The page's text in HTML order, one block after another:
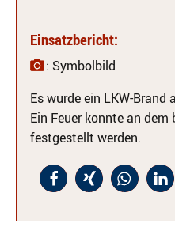
Einsatzbericht:
: Symbolbild
Es wurde ein LKW-
Ein Feuer konnte an dem
festgestellt werden.